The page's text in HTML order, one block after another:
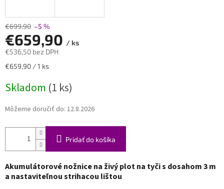
€699,90 –5 %
€659,90 / ks
€536,50 bez DPH
Jednotková
€659,90 / 1 ks
Skladom (1 ks)
Môžeme doručiť do: 12.8.2026
Pridať do košíka
Akumulátorové nožnice na živý plot na tyči s dosahom 3 m
a nastaviteľnou strihacou lištou